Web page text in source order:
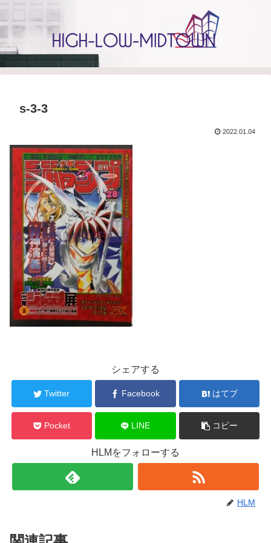
s-3-3
2022.01.04
シェアする
Twitter Facebook はてブ
Pocket LINE コピー
HLMをフォローする
HLM